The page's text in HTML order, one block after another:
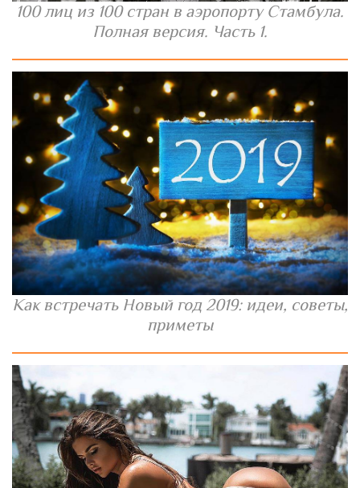
100 лиц из 100 стран в аэропорту Стамбула.
Полная версия. Часть 1.
Как встречать Новый год 2019: идеи, советы,
приметы